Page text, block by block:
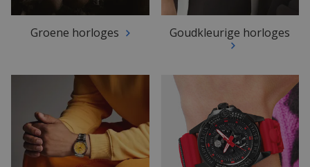
Groene horloges Goudkleurige horloges